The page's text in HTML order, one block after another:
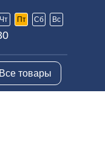
Чт Пт Сб Вс
Все товары